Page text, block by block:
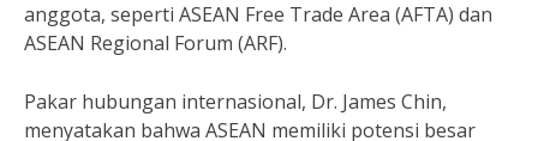
anggota, seperti ASEAN Free Trade Area (AFTA) dan
ASEAN Regional Forum (ARF).
Pakar hubungan internasional, Dr. James Chin,
menyatakan bahwa ASEAN memiliki potensi besar